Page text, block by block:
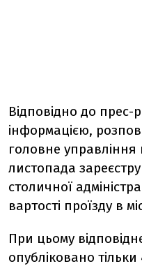
Відповідно до прес-
інформацією,
головне управління
листопада
столичної
вартості проїзду в
При цьому
опубліковано